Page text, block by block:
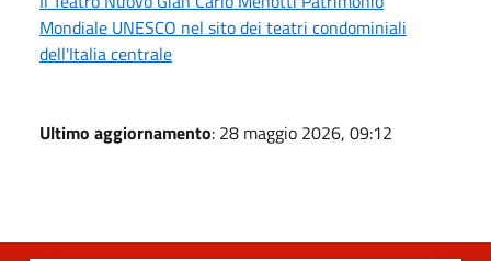
Mondiale UNESCO nel sito dei teatri condominiali
dell'Italia centrale
Ultimo aggiornamento: 28 maggio 2026, 09:12